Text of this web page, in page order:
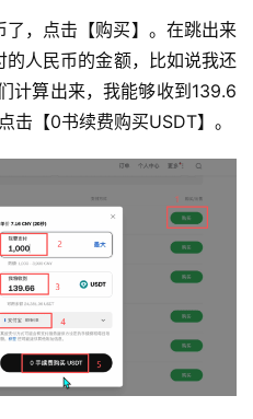
，点击【购买】。在跳出来
人民币的金额，比如说我还
计算出来，我能够收到139.6
击【0书续费购买USDT】。